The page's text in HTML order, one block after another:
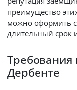
преимущество
можно оформить
длительный срок
Дербенте